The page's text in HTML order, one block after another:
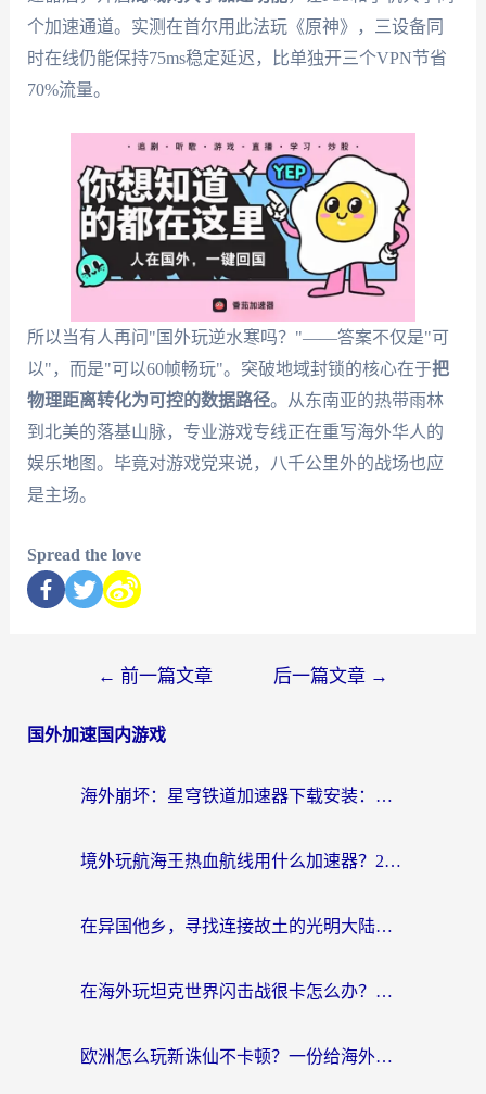
个加速通道。实测在首尔用此法玩《原神》，三设备同
时在线仍能保持75ms稳定延迟，比单独开三个VPN节省
70%流量。
所以当有人再问"国外玩逆水寒吗？"——答案不仅是"可
以"，而是"可以60帧畅玩"。突破地域封锁的核心在于把
物理距离转化为可控的数据路径。从东南亚的热带雨林
到北美的落基山脉，专业游戏专线正在重写海外华人的
娱乐地图。毕竟对游戏党来说，八千公里外的战场也应
是主场。
Spread the love
← 前一篇文章 后一篇文章 →
国外加速国内游戏
海外崩坏：星穹铁道加速器下载安装：一份给游子的终极网络指南
境外玩航海王热血航线用什么加速器？2026海外玩家实测最优方案（附欧洲问道堡垒前线加速技巧）
在异国他乡，寻找连接故土的光明大陆免费加速器
在海外玩坦克世界闪击战很卡怎么办？老玩家亲测有效的加速器选择指南
欧洲怎么玩新诛仙不卡顿？一份给海外游子的国服游戏畅玩指南